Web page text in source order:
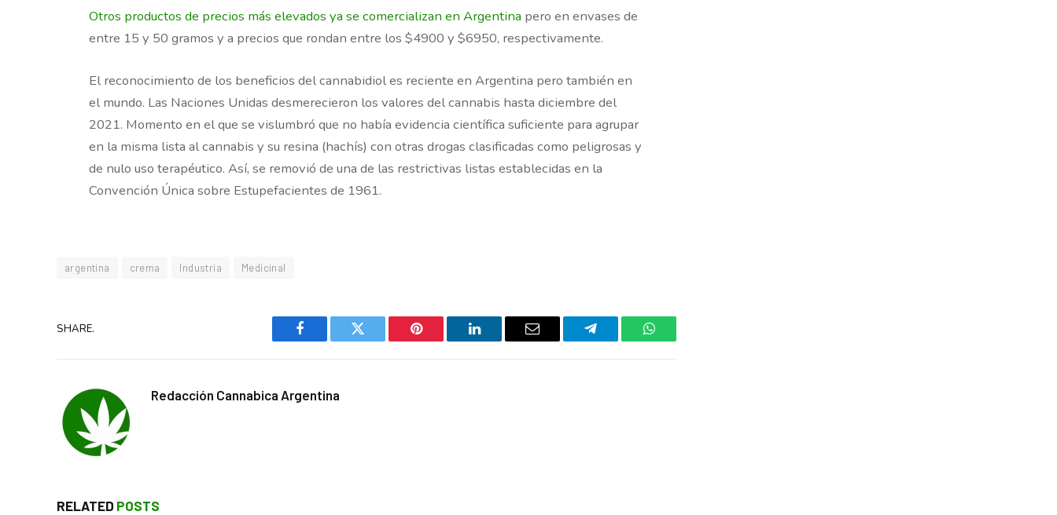
Otros productos de precios más elevados ya se comercializan en Argentina pero en envases de
entre 15 y 50 gramos y a precios que rondan entre los $4900 y $6950, respectivamente.
El reconocimiento de los beneficios del cannabidiol es reciente en Argentina pero también en
el mundo. Las Naciones Unidas desmerecieron los valores del cannabis hasta diciembre del
2021. Momento en el que se vislumbró que no había evidencia científica suficiente para agrupar
en la misma lista al cannabis y su resina (hachís) con otras drogas clasificadas como peligrosas y
de nulo uso terapéutico. Así, se removió de una de las restrictivas listas establecidas en la
Convención Única sobre Estupefacientes de 1961.
argentina crema Industria Medicinal
SHARE.
Facebook Twitter Pinterest LinkedIn Email Telegram WhatsApp
Redacción Cannabica Argentina
RELATED POSTS